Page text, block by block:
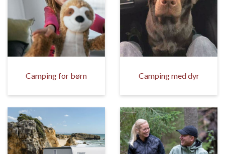
Camping for børn Camping med dyr